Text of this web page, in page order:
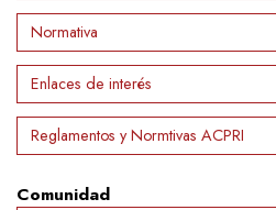
Normativa
Enlaces de interés
Reglamentos y Normtivas ACPRI
Comunidad